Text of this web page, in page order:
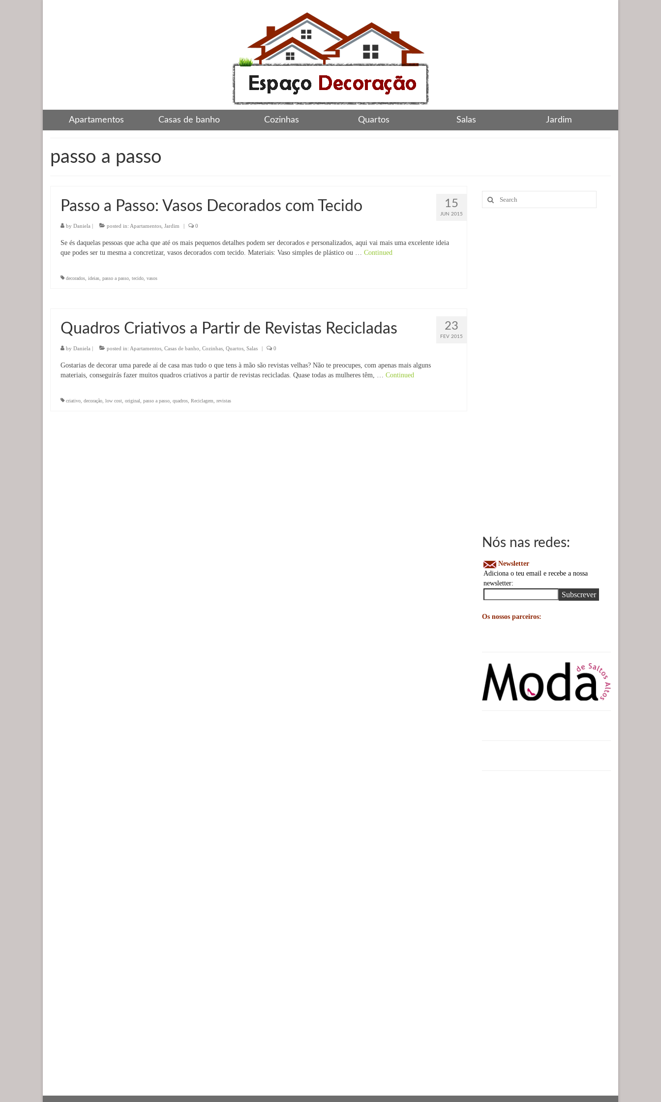
Apartamentos Casas de banho Cozinhas Quartos Salas Jardim
passo a passo
15
JUN 2015
Passo a Passo: Vasos Decorados com Tecido
by Daniela | posted in: Apartamentos Jardim | 0
Se és daquelas pessoas que acha que até os mais pequenos detalhes podem ser decorados e personalizados, aqui vai mais uma excelente ideia
que podes ser tu mesma a concretizar, vasos decorados com tecido. Materiais: Vaso simples de plástico ou … Continued
decorados ideias passo a passo tecido vasos
23
FEV 2015
Quadros Criativos a Partir de Revistas Recicladas
by Daniela | posted in: Apartamentos Casas de banho Cozinhas Quartos Salas | 0
Gostarias de decorar uma parede aí de casa mas tudo o que tens à mão são revistas velhas? Não te preocupes, com apenas mais alguns
materiais, conseguirás fazer muitos quadros criativos a partir de revistas recicladas. Quase todas as mulheres têm, … Continued
criativo decoração low cost original passo a passo quadros Reciclagem revistas
Search
for:
Nós nas redes:
Newsletter
Adiciona o teu email e recebe a nossa
newsletter:
Os nossos parceiros: